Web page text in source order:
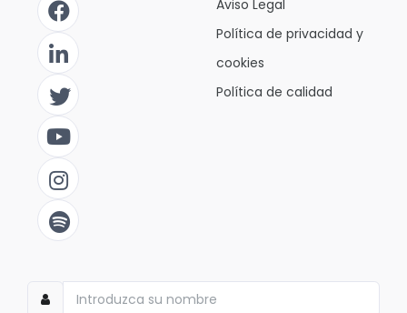
Aviso Legal
Política de privacidad y
cookies
Política de calidad